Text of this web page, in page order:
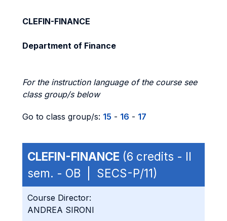
CLEFIN-FINANCE
Department of Finance
For the instruction language of the course see
class group/s below
Go to class group/s: 15 - 16 - 17
CLEFIN-FINANCE (6 credits - II
sem. - OB | SECS-P/11)
Course Director:
ANDREA SIRONI